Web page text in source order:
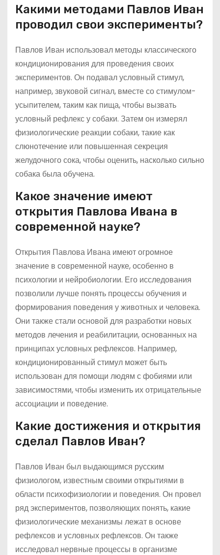
Какими методами Павлов Иван
проводил свои эксперименты?
Павлов Иван использовал методы классического
кондиционирования для проведения своих
экспериментов. Он подавал условный стимул,
например, звуковой сигнал, вместе со стимулом-
усыпителем, таким как пища, чтобы вызвать
условный рефлекс у собаки. Затем он измерял
физиологические реакции собаки, такие как
слюнотечение или повышенная секреция
желудочного сока, чтобы оценить, насколько сильно
собака была обучена.
Какое значение имеют
открытия Павлова Ивана в
современной науке?
Открытия Павлова Ивана имеют огромное
значение в современной науке, особенно в
психологии и нейробиологии. Его исследования
позволили лучше понять процессы обучения и
формирования поведения у животных и человека.
Они также стали основой для разработки новых
методов лечения и реабилитации, основанных на
принципах условных рефлексов. Например,
кондиционированный стимул может быть
использован для помощи людям с фобиями или
зависимостями, чтобы изменить их отрицательные
ассоциации и поведение.
Какие достижения и открытия
сделал Павлов Иван?
Павлов Иван был выдающимся русским
физиологом, известным своими открытиями в
области психофизиологии и поведения. Он провел
ряд экспериментов, позволяющих понять, какие
физиологические механизмы лежат в основе
рефлексов и условных рефлексов. Он также
исследовал нервные процессы в организме